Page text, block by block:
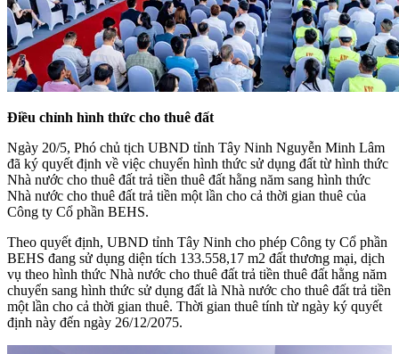
Điều chỉnh hình thức cho thuê đất
Ngày 20/5, Phó chủ tịch UBND tỉnh Tây Ninh Nguyễn Minh Lâm
đã ký quyết định về việc chuyển hình thức sử dụng đất từ hình thức
Nhà nước cho thuê đất trả tiền thuê đất hằng năm sang hình thức
Nhà nước cho thuê đất trả tiền một lần cho cả thời gian thuê của
Công ty Cổ phần BEHS.
Theo quyết định, UBND tỉnh Tây Ninh cho phép Công ty Cổ phần
BEHS đang sử dụng diện tích 133.558,17 m2 đất thương mại, dịch
vụ theo hình thức Nhà nước cho thuê đất trả tiền thuê đất hằng năm
chuyển sang hình thức sử dụng đất là Nhà nước cho thuê đất trả tiền
một lần cho cả thời gian thuê. Thời gian thuê tính từ ngày ký quyết
định này đến ngày 26/12/2075.